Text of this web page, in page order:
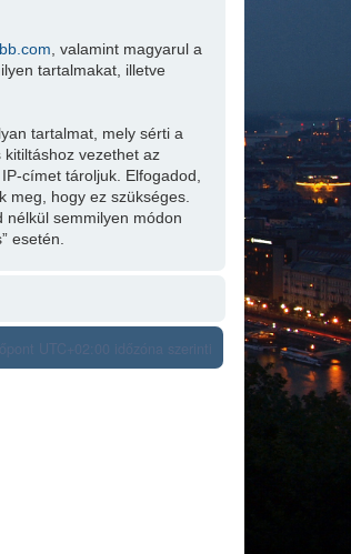
, valamint magyarul a
tartalmakat, illetve
tartalmat, mely sérti a
vezethet az
címet tároljuk. Elfogadod,
meg, hogy ez szükséges.
nélkül semmilyen módon
esetén.
UTC+02:00 időzóna szerinti